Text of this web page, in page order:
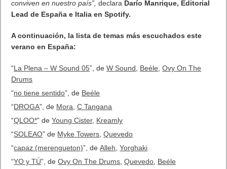
conviven en nuestro país”,declara Darío Manrique, Editorial
Lead de España e Italia en Spotify.
A continuación, la lista de temas más escuchados este
verano en España:
“La Plena – W Sound 05”, deW Sound,Beéle,Ovy On The
Drums
“no tiene sentido”, deBeéle
“DROGA”, deMora,C Tangana
“QLOO*” deYoung Cister,Kreamly
“SOLEAO” deMyke Towers,Quevedo
“capaz (merengueton)”, deAlleh,Yorghaki
“YO y TÚ”, deOvy On The Drums,Quevedo,Beéle